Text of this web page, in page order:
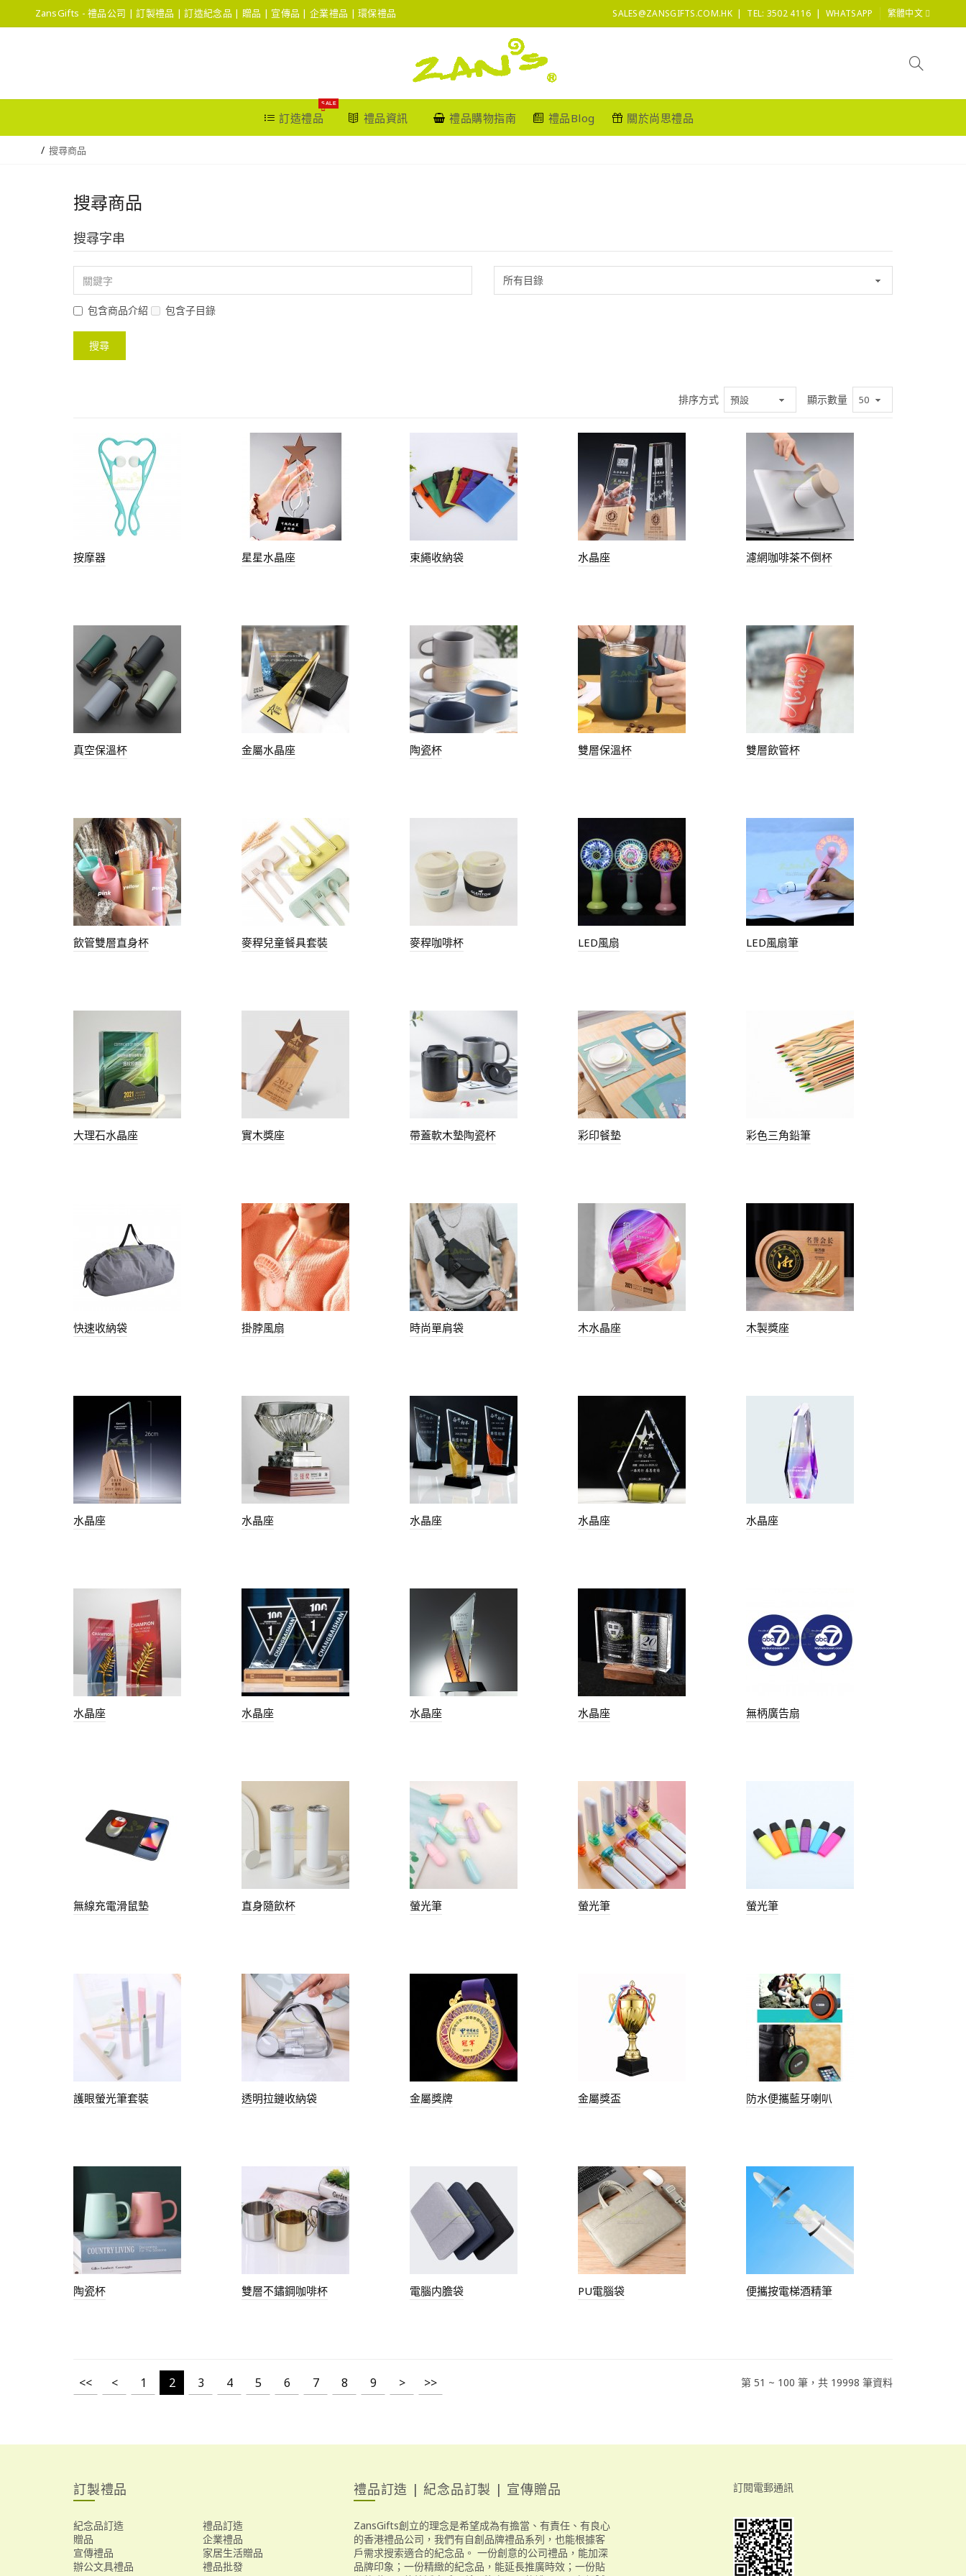
ZansGifts - 禮品公司 | 訂製禮品 | 訂造紀念品 | 贈品 | 宣傳品 | 企業禮品 | 環保禮品 SALES@ZANSGIFTS.COM.HK| TEL: 3502 4116 |WHATSAPP 繁體中文
訂造禮品
SALE
禮品資訊 禮品購物指南 禮品Blog 關於尚思禮品
搜尋商品
搜尋商品
搜尋字串
包含商品介紹 包含子目錄
排序方式 顯示數量
按摩器 星星水晶座 束繩收納袋 水晶座 濾網咖啡茶不倒杯
真空保溫杯 金屬水晶座 陶瓷杯 雙層保溫杯 雙層飲管杯
飲管雙層直身杯 麥稈兒童餐具套裝 麥稈咖啡杯 LED風扇 LED風扇筆
大理石水晶座 實木獎座 帶蓋軟木墊陶瓷杯 彩印餐墊 彩色三角鉛筆
快速收納袋 掛脖風扇 時尚單肩袋 木水晶座 木製獎座
水晶座 水晶座 水晶座 水晶座 水晶座
水晶座 水晶座 水晶座 水晶座 無柄廣告扇
無線充電滑鼠墊 直身隨飲杯 螢光筆 螢光筆 螢光筆
護眼螢光筆套裝 透明拉鏈收納袋 金屬獎牌 金屬獎盃 防水便攜藍牙喇叭
陶瓷杯 雙層不鏽鋼咖啡杯 電腦内膽袋 PU電腦袋 便攜按電梯酒精筆
<< < 1 2 3 4 5 6 7 8 9 > >> 第 51 ~ 100 筆，共 19998 筆資料
訂製禮品
紀念品訂造
禮品訂造
贈品
企業禮品
宣傳禮品
家居生活贈品
辦公文具禮品
禮品批發
禮品訂造 | 紀念品訂製 | 宣傳贈品
ZansGifts創立的理念是希望成為有擔當、有責任、有良心
的香港禮品公司，我們有自創品牌禮品系列，也能根據客
戶需求搜索適合的紀念品。 一份創意的公司禮品，能加深
品牌印象；一份精緻的紀念品，能延長推廣時效；一份貼
訂閱電郵通訊